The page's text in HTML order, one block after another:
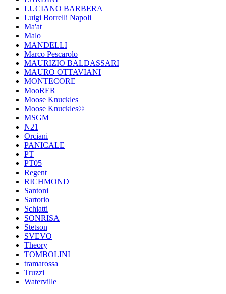
LUCIANO BARBERA
Luigi Borrelli Napoli
Ma'at
Malo
MANDELLI
Marco Pescarolo
MAURIZIO BALDASSARI
MAURO OTTAVIANI
MONTECORE
MooRER
Moose Knuckles
Moose Knuckles©️
MSGM
N21
Orciani
PANICALE
PT
PT05
Regent
RICHMOND
Santoni
Sartorio
Schiatti
SONRISA
Stetson
SVEVO
Theory
TOMBOLINI
tramarossa
Truzzi
Waterville